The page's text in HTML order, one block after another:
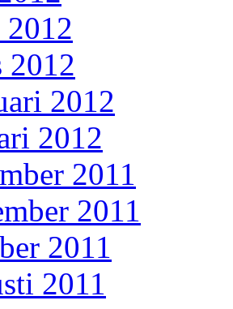
2012
2012
2012
2011
2011
2011
2011